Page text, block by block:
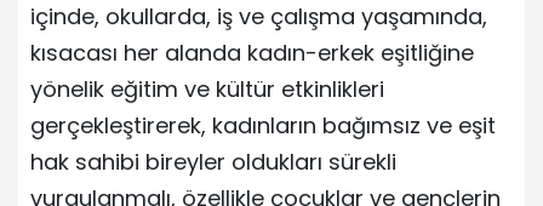
içinde, okullarda, iş ve çalışma yaşamında,
kısacası her alanda kadın-erkek eşitliğine
yönelik eğitim ve kültür etkinlikleri
gerçekleştirerek, kadınların bağımsız ve eşit
hak sahibi bireyler oldukları sürekli
vurgulanmalı, özellikle çocuklar ve gençlerin